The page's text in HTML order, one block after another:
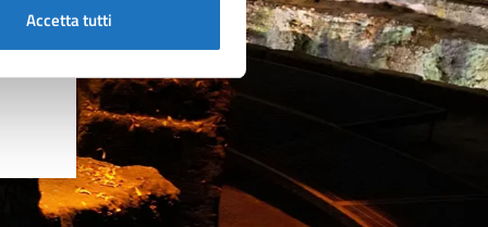
Accetta tutti